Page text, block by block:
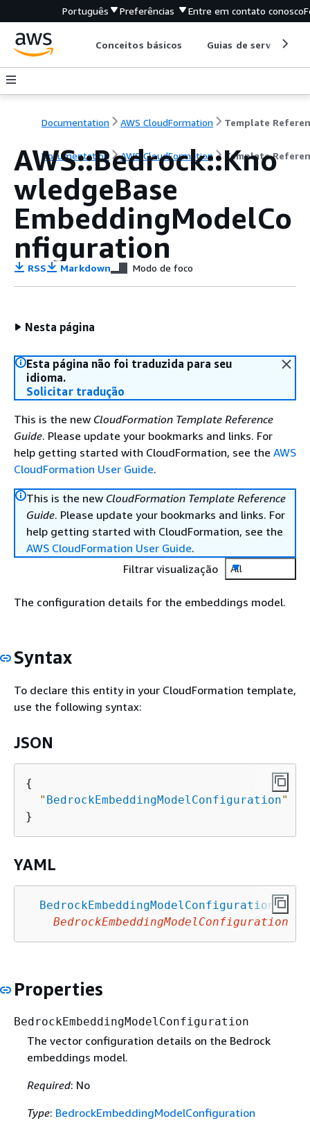
Português Preferências Entre em contato conosco
Conceitos básicos Guias de serviço
Documentation AWS CloudFormation Template
Documentation AWS CloudFormation Template
AWS::Bedrock::Kno
wledgeBase
EmbeddingModelCo
nfiguration
RSS Markdown Modo de foco
Nesta página
Esta página não foi traduzida para seu
idioma.
Solicitar tradução
This is the new CloudFormation Template Reference
Guide. Please update your bookmarks and links. For
help getting started with CloudFormation, see the AWS
CloudFormation User Guide.
This is the new CloudFormation Template Reference
Guide. Please update your bookmarks and links. For
help getting started with CloudFormation, see the
AWS CloudFormation User Guide.
Filtrar visualização
All
The configuration details for the embeddings model.
Syntax
To declare this entity in your CloudFormation template,
use the following syntax:
JSON
{
" BedrockEmbeddingModelConfiguration"
YAML
BedrockEmbeddingModelConfiguration :
BedrockEmbeddingModelConfiguration
Properties
BedrockEmbeddingModelConfiguration
The vector configuration details on the Bedrock
embeddings model.
Required: No
Type: BedrockEmbeddingModelConfiguration